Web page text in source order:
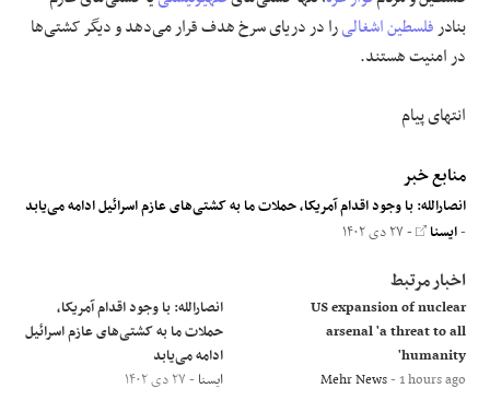
بنادرفلسطین اشغالیرا در دریای سرخ هدف قرار می‌دهد و دیگر کشتی‌ها
در امنیت هستند.
انتهای پیام
منابع خبر
انصارالله: با وجود اقدام آمریکا، حملات ما به کشتی‌های عازم اسرائیل ادامه می‌یابد
-ایسنا - ۲۷ دی ۱۴۰۲
اخبار مرتبط
US expansion of nuclear
arsenal 'a threat to all
humanity'
Mehr News- 1 hours ago
انصارالله: با وجود اقدام آمریکا،
حملات ما به کشتی‌های عازم اسرائیل
ادامه می‌یابد
ایسنا - ۲۷ دی ۱۴۰۲